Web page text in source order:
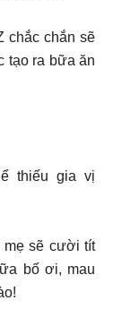
chắc chắn sẽ
tạo ra bữa ăn
thiếu gia vị
mẹ sẽ cười tít
bố ơi, mau